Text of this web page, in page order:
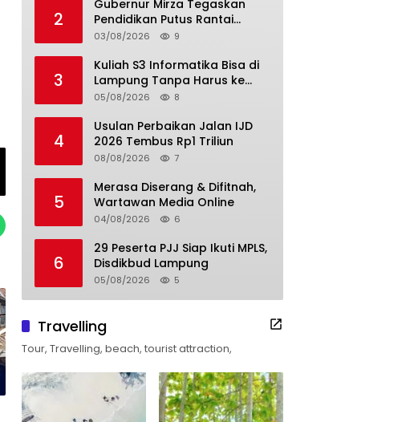
2
Gubernur Mirza Tegaskan
Pendidikan Putus Rantai
Kemiskinan
03/08/2026 9
3
Kuliah S3 Informatika Bisa di
Lampung Tanpa Harus ke
Luar Daerah
05/08/2026 8
4
Usulan Perbaikan Jalan IJD
2026 Tembus Rp1 Triliun
08/08/2026 7
5
Merasa Diserang & Difitnah,
Wartawan Media Online
04/08/2026 6
6
29 Peserta PJJ Siap Ikuti MPLS,
Disdikbud Lampung
05/08/2026 5
Travelling
Tour, Travelling, beach, tourist attraction,